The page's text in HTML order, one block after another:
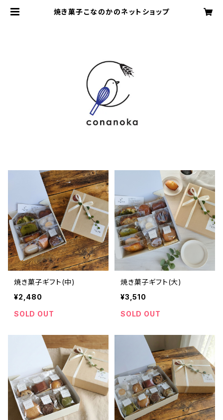
焼き菓子こなのかのネットショップ
焼き菓子ギフト(中)
¥2,480
SOLD OUT
焼き菓子ギフト(大)
¥3,510
SOLD OUT